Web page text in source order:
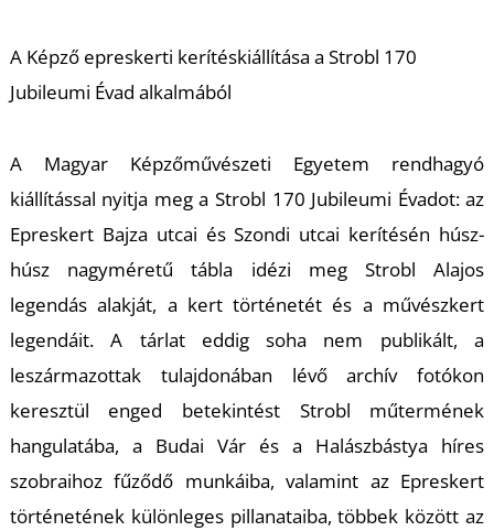
A Képző epreskerti kerítéskiállítása a Strobl 170
Jubileumi Évad alkalmából
A Magyar Képzőművészeti Egyetem rendhagyó
kiállítással nyitja meg a Strobl 170 Jubileumi Évadot: az
Epreskert Bajza utcai és Szondi utcai kerítésén húsz-
húsz nagyméretű tábla idézi meg Strobl Alajos
legendás alakját, a kert történetét és a művészkert
legendáit. A tárlat eddig soha nem publikált, a
leszármazottak tulajdonában lévő archív fotókon
keresztül enged betekintést Strobl műtermének
hangulatába, a Budai Vár és a Halászbástya híres
szobraihoz fűződő munkáiba, valamint az Epreskert
történetének különleges pillanataiba, többek között az